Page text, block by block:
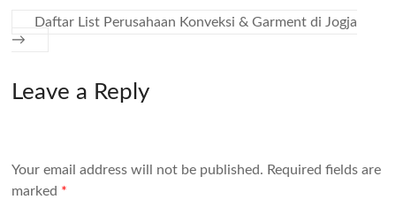
Daftar List Perusahaan Konveksi & Garment di Jogja
→
Leave a Reply
Your email address will not be published. Required fields are
marked *